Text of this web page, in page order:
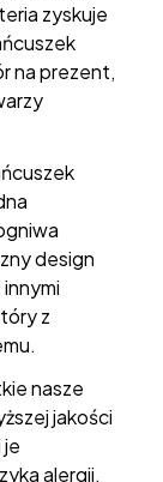
zyskuje
na prezent,
design
z
nasze
jakości
je
alergii.